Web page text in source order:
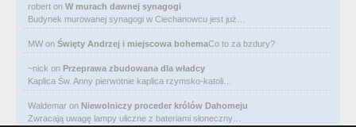
robert on W murach dawnej synagogi
Budynek murowanej synagogi w Ciechanowcu jest już…
MW on Święty Andrzej i miejscowa bohemaCo to za bzdury?
~nick on Przeprawa zbudowana dla władcy
Kaplica Św. Anny pierwotnie kaplica rzymsko-katoli…
Waldemar on Niewolniczy proceder królów Dahomeju
Zwracają uwagę lampy uliczne z bateriami słoneczny…